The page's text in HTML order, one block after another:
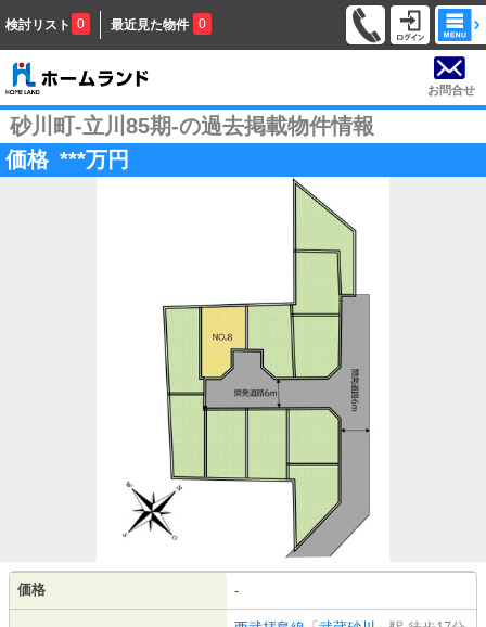
検討リスト 0 最近見た物件 0
お問合せ
砂川町-立川85期-の過去掲載物件情報
価格 ***万円
価格 -